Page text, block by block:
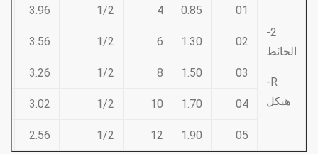
2-
الحائط
R-
هيكل
01
0.85
4
1/2
3.96
02
1.30
6
1/2
3.56
03
1.50
8
1/2
3.26
04
1.70
10
1/2
3.02
05
1.90
12
1/2
2.56